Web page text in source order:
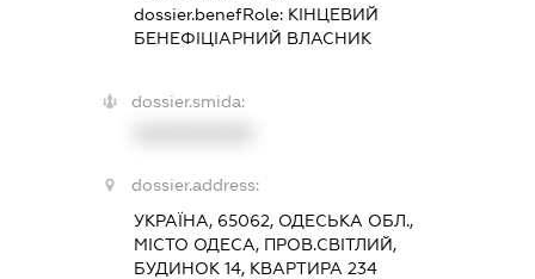
dossier.benefRole: КІНЦЕВИЙ
БЕНЕФІЦІАРНИЙ ВЛАСНИК
dossier.smida:
dossier.address:
УКРАЇНА, 65062, ОДЕСЬКА ОБЛ.,
МІСТО ОДЕСА, ПРОВ.СВІТЛИЙ,
БУДИНОК 14, КВАРТИРА 234